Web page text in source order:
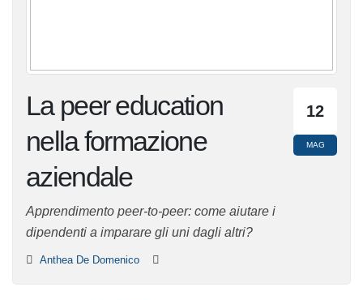
12
MAG
La peer education
nella formazione
aziendale
Apprendimento peer-to-peer: come aiutare i dipendenti
a imparare gli uni dagli altri?
Anthea De Domenico